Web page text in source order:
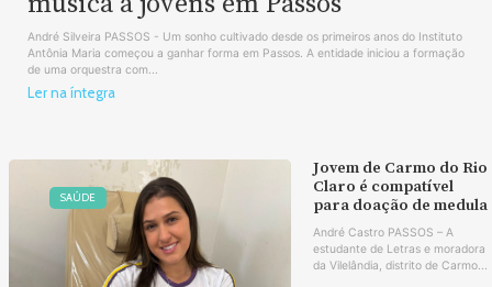
André Silveira PASSOS - Um sonho cultivado desde os primeiros anos do Instituto
Antônia Maria começou a ganhar forma em Passos. A entidade iniciou a formação
de uma orquestra com...
Ler na íntegra
SAÚDE
Jovem de Carmo do Rio
Claro é compatível
para doação de medula
André Castro PASSOS – A
estudante de Letras e moradora
da Vilelândia, distrito de Carmo...